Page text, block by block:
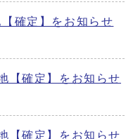
確定】をお知らせ
【確定】をお知らせ
【確定】をお知らせ